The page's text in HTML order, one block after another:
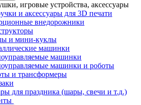
игровые устройства, аксессуары
и аксессуары для 3D печати
внедорожники
и мини-куклы
машинки
машинки
машинки и роботы
и трансформеры
для праздника (шары, свечи и т.д.)